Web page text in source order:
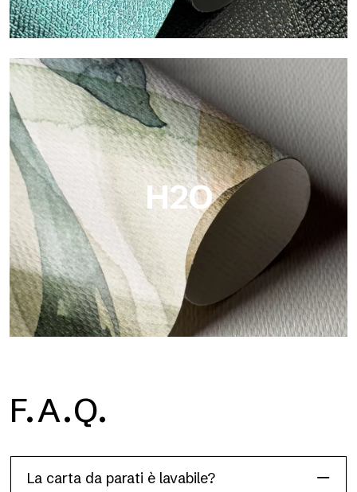
Metal
Metal è la carta da parati metallizzata di Tecnografica, con
riflessi metallici unici che valorizzano oro, argento, rame e
colori saturi.
H2O
H2O è la carta da parati per bagno in fibra di vetro
impermeabile, ideale per box doccia e ambienti umidi, con alta
F.A.Q.
La carta da parati è lavabile?